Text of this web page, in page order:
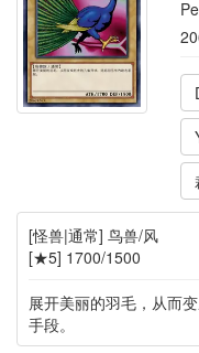
[怪兽|通常] 鸟兽/风
[★5] 1700/1500
展开美丽的羽毛，从而
手段。